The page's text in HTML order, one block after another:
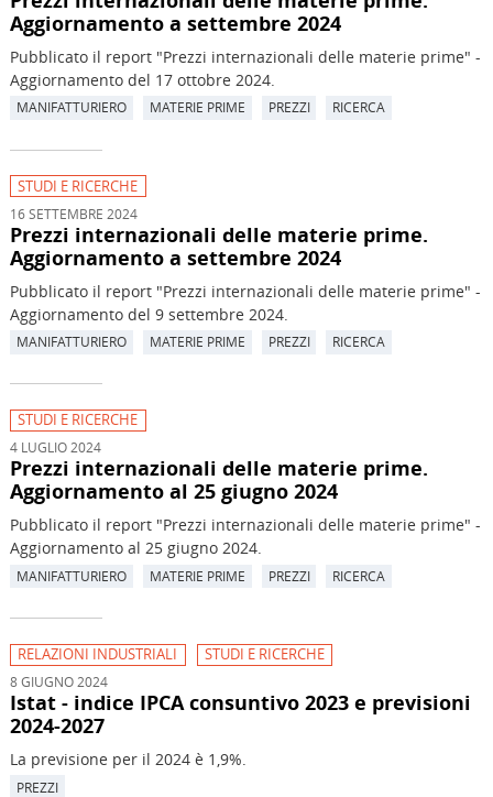
Aggiornamento a settembre 2024
Pubblicato il report "Prezzi internazionali delle materie prime" -
Aggiornamento del 17 ottobre 2024.
MANIFATTURIERO MATERIE PRIME PREZZI RICERCA
STUDI E RICERCHE
16 SETTEMBRE 2024
Prezzi internazionali delle materie prime.
Aggiornamento a settembre 2024
Pubblicato il report "Prezzi internazionali delle materie prime" -
Aggiornamento del 9 settembre 2024.
MANIFATTURIERO MATERIE PRIME PREZZI RICERCA
STUDI E RICERCHE
4 LUGLIO 2024
Prezzi internazionali delle materie prime.
Aggiornamento al 25 giugno 2024
Pubblicato il report "Prezzi internazionali delle materie prime" -
Aggiornamento al 25 giugno 2024.
MANIFATTURIERO MATERIE PRIME PREZZI RICERCA
RELAZIONI INDUSTRIALI STUDI E RICERCHE
8 GIUGNO 2024
Istat - indice IPCA consuntivo 2023 e previsioni
2024-2027
La previsione per il 2024 è 1,9%.
PREZZI